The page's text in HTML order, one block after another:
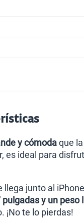
y cómodaque la
es ideal para
llega junto al
y un peso
¡No te lo pierdas!